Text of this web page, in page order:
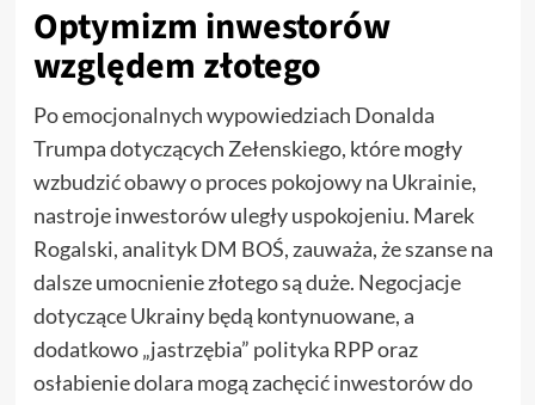
Optymizm inwestorów
względem złotego
Po emocjonalnych wypowiedziach Donalda
Trumpa dotyczących Zełenskiego, które mogły
wzbudzić obawy o proces pokojowy na Ukrainie,
nastroje inwestorów uległy uspokojeniu. Marek
Rogalski, analityk DM BOŚ, zauważa, że szanse na
dalsze umocnienie złotego są duże. Negocjacje
dotyczące Ukrainy będą kontynuowane, a
dodatkowo „jastrzębia” polityka RPP oraz
osłabienie dolara mogą zachęcić inwestorów do